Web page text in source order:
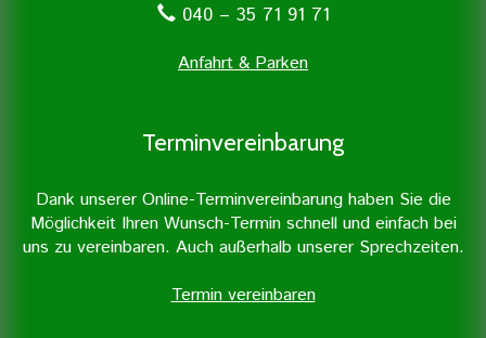
040 – 35 71 91 71
Anfahrt & Parken
Terminvereinbarung
Dank unserer Online-Terminvereinbarung haben Sie die
Möglichkeit Ihren Wunsch-Termin schnell und einfach bei
uns zu vereinbaren. Auch außerhalb unserer Sprechzeiten.
Termin vereinbaren